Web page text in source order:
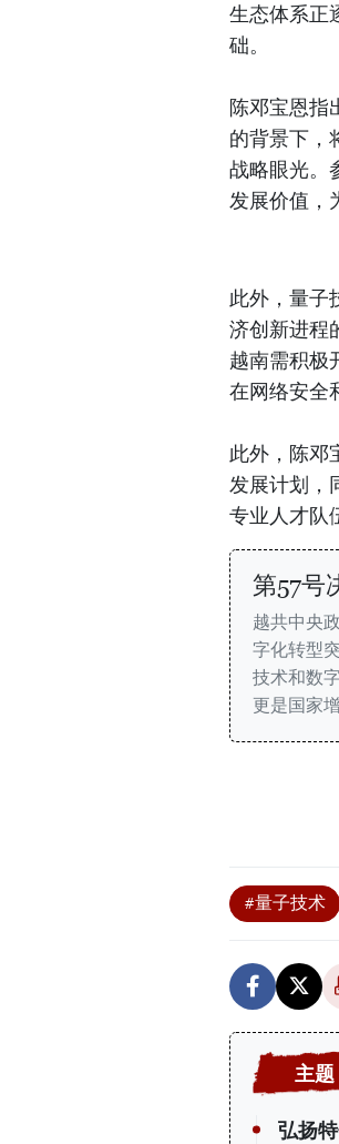
生态体系正
础。
陈邓宝恩指
的背景下，
战略眼光。
发展价值，
此外，量子
济创新进程
越南需积极
在网络安全
此外，陈邓
发展计划，
专业人才队
第57号
越共中央
字化转型
技术和数
更是国家
#量子技术
弘扬